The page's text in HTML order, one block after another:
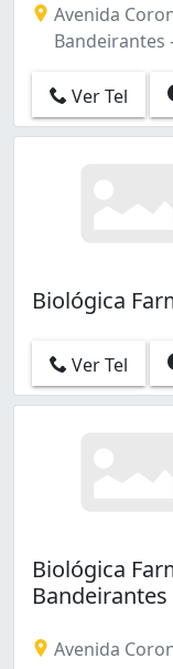
Avenida
Bandeirantes
Ver Tel
Biológica
Ver Tel
Biológica
Bandeirantes
Avenida